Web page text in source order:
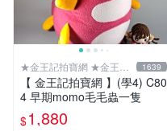
★金王記拍寶網 ★金王記
拍寶趣
1639
【 金王記拍寶網 】(學4) C80
4 早期momo毛毛蟲一隻
$1,880